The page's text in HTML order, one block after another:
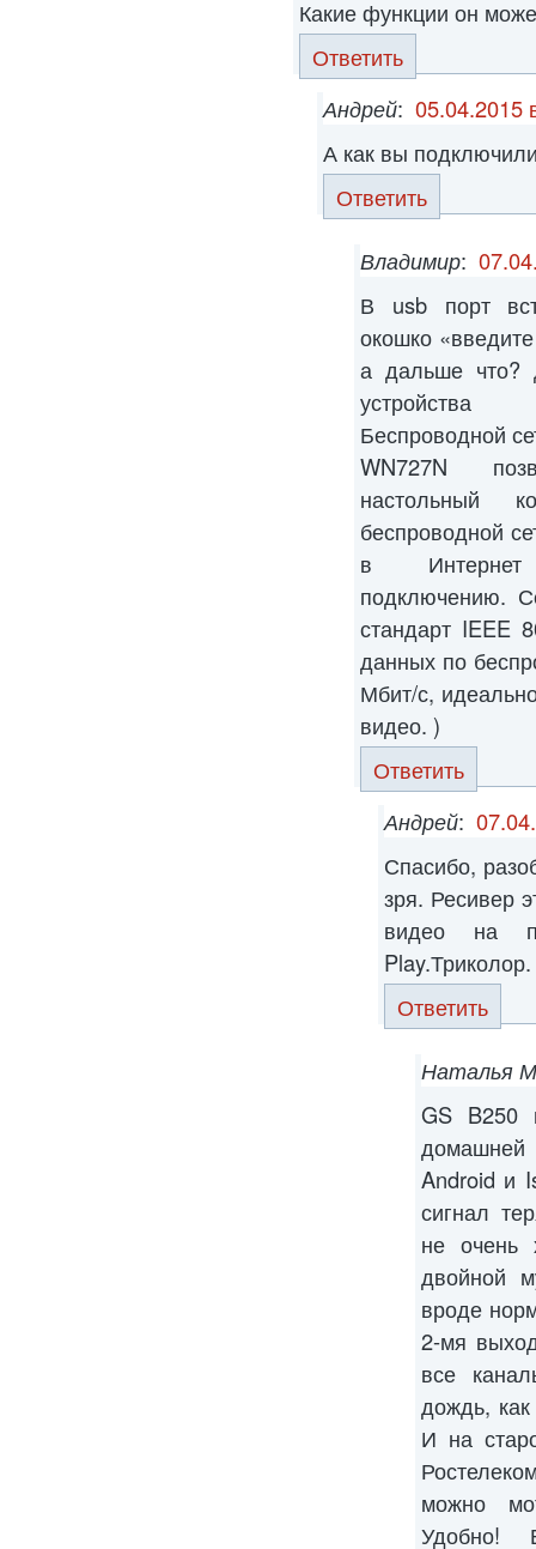
Какие функции он
Ответить
Андрей: 05.04.2015
А как вы
Ответить
Владимир:
В usb порт
окошко
а дальше что?
устройства
Беспроводной
WN727N
настольный
беспроводной
в Интернет
подключению.
стандарт IEEE
данных по
Мбит/с,
видео. )
Ответить
Андрей:
Спасибо,
зря. Ресивер
видео на
Ответить
Наталья
GS B250
Android и
сигнал
не очень
двойной
вроде
2-мя
все
дождь,
И на
можно
Удобно!